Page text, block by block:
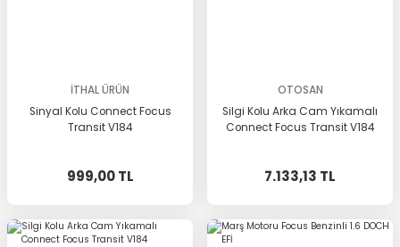
İTHAL ÜRÜN
Sinyal Kolu Connect Focus
Transit V184
999,00 TL
OTOSAN
Silgi Kolu Arka Cam Yıkamalı
Connect Focus Transit V184
7.133,13 TL